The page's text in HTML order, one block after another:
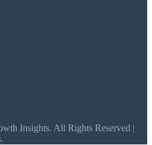
Insights. All Rights Reserved |